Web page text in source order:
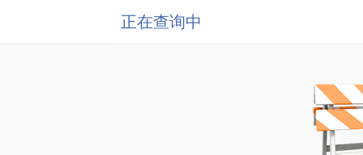
正在查询中